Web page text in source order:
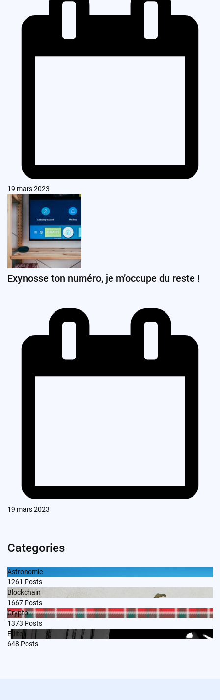
19 mars 2023
Exynosse ton numéro, je m’occupe du reste !
19 mars 2023
Categories
Astronomie
1261 Posts
Blockchain
1667 Posts
Crypto
1373 Posts
Edito
648 Posts